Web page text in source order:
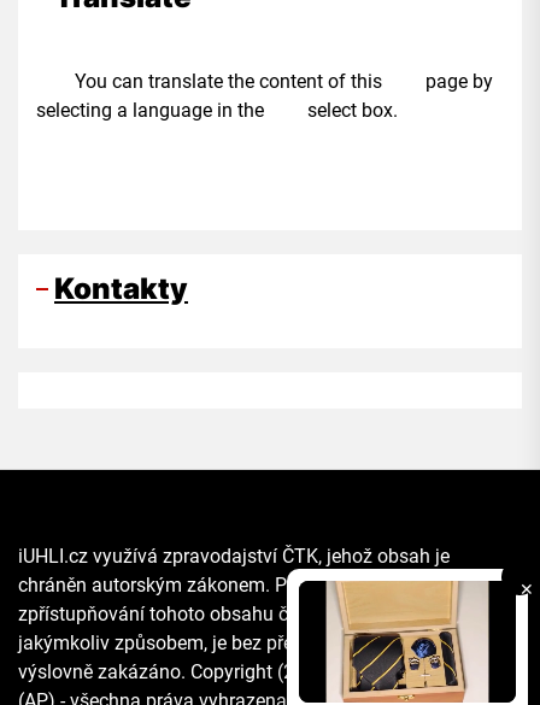
You can translate the content of this page by
selecting a language in the select box.
Kontakty
✕
iUHLI.cz využívá zpravodajství ČTK, jehož obsah je
chráněn autorským zákonem. Přepis, šíření či další
zpřístupňování tohoto obsahu či jeho části veřejnosti, a to
jakýmkoliv způsobem, je bez předchozího souhlasu ČTK
výslovně zakázáno. Copyright (2021) The Associated Press